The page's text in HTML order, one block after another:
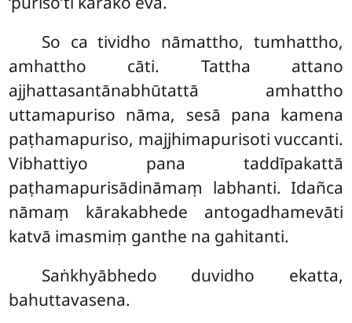
So ca tividho nāmattho, tumhattho,
amhattho cāti. Tattha attano
ajjhattasantānabhūtattā amhattho
uttamapuriso nāma, sesā pana kamena
paṭhamapuriso, majjhimapurisoti vuccanti.
Vibhattiyo pana taddīpakattā
paṭhamapurisādināmaṃ labhanti. Idañca
nāmaṃ kārakabhede antogadhamevāti
katvā imasmiṃ ganthe na gahitanti.
Saṅkhyābhedo duvidho ekatta,
bahuttavasena.